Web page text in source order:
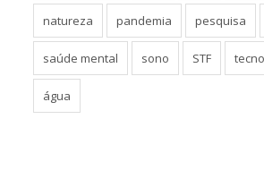
natureza pandemia pesquisa
saúde mental sono STF
água